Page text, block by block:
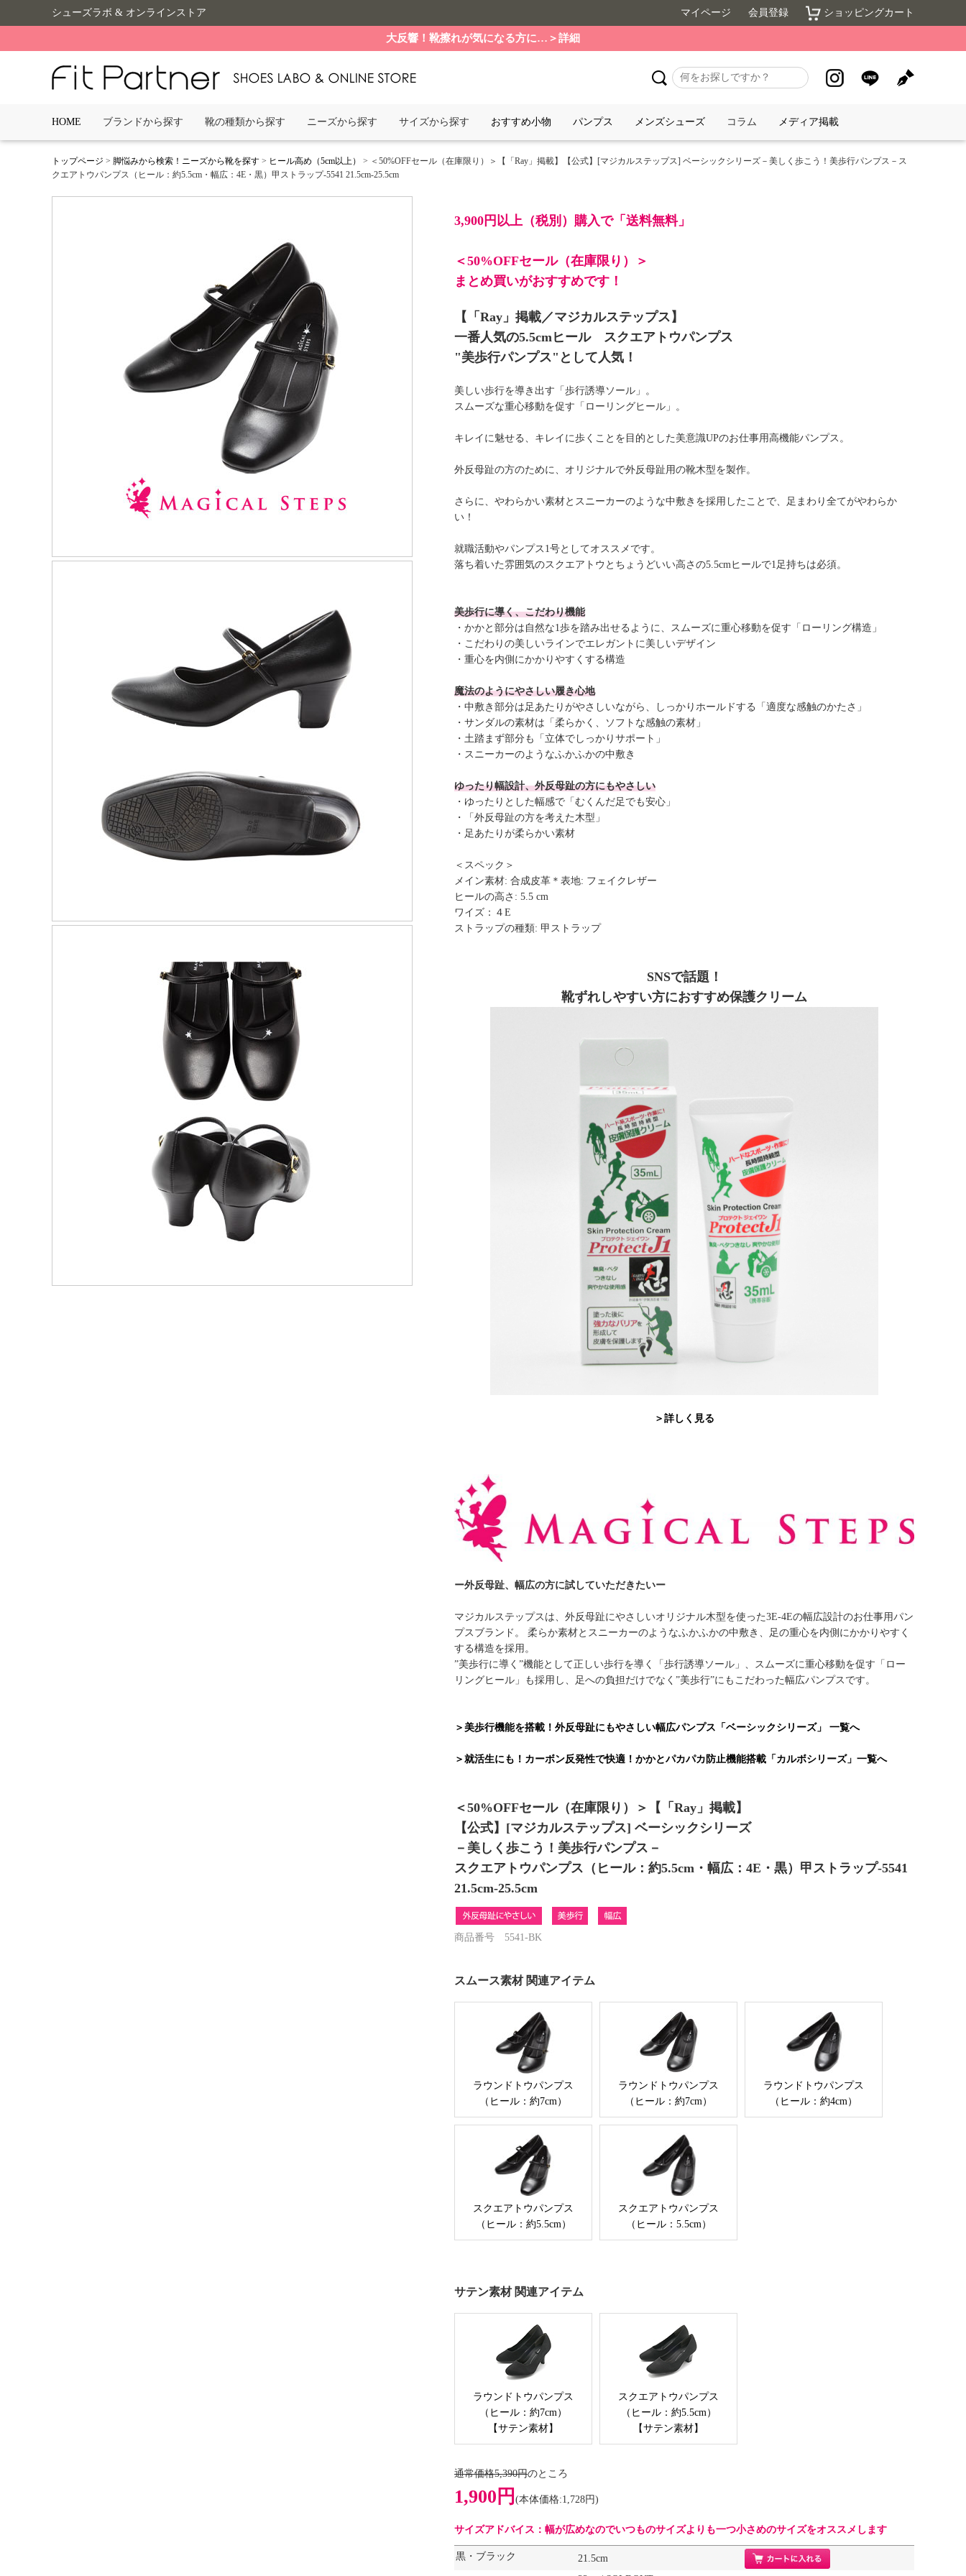
シューズラボ & オンラインストア マイページ 会員登録 ショッピングカート
大反響！靴擦れが気になる方に…＞詳細
HOME ブランドから探す 靴の種類から探す ニーズから探す サイズから探す おすすめ小物 パンプス メンズシューズ コラム メディア掲載
トップページ > 脚悩みから検索！ニーズから靴を探す > ヒール高め（5cm以上）
> ＜50%OFFセール（在庫限り）＞【「Ray」掲載】【公式】[マジカルステップス] ベーシックシリーズ－美しく歩こう！美歩行パンプス－ス
クエアトウパンプス（ヒール：約5.5cm・幅広：4E・黒）甲ストラップ-5541 21.5cm-25.5cm
3,900円以上（税別）購入で「送料無料」
＜50%OFFセール（在庫限り）＞
まとめ買いがおすすめです！
【「Ray」掲載／マジカルステップス】
一番人気の5.5cmヒール スクエアトウパンプス
"美歩行パンプス"として人気！
美しい歩行を導き出す「歩行誘導ソール」。
スムーズな重心移動を促す「ローリングヒール」。
キレイに魅せる、キレイに歩くことを目的とした美意識UPのお仕事用高機能パンプス。
外反母趾の方のために、オリジナルで外反母趾用の靴木型を製作。
さらに、やわらかい素材とスニーカーのような中敷きを採用したことで、足まわり全てがやわらか
い！
就職活動やパンプス1号としてオススメです。
落ち着いた雰囲気のスクエアトウとちょうどいい高さの5.5cmヒールで1足持ちは必須。
美歩行に導く、こだわり機能
・かかと部分は自然な1歩を踏み出せるように、スムーズに重心移動を促す「ローリング構造」
・こだわりの美しいラインでエレガントに美しいデザイン
・重心を内側にかかりやすくする構造
魔法のようにやさしい履き心地
・中敷き部分は足あたりがやさしいながら、しっかりホールドする「適度な感触のかたさ」
・サンダルの素材は「柔らかく、ソフトな感触の素材」
・土踏まず部分も「立体でしっかりサポート」
・スニーカーのようなふかふかの中敷き
ゆったり幅設計、外反母趾の方にもやさしい
・ゆったりとした幅感で「むくんだ足でも安心」
・「外反母趾の方を考えた木型」
・足あたりが柔らかい素材
＜スペック＞
メイン素材: 合成皮革＊表地: フェイクレザー
ヒールの高さ: 5.5 cm
ワイズ：４E
ストラップの種類: 甲ストラップ
SNSで話題！
靴ずれしやすい方におすすめ保護クリーム
＞詳しく見る
ー外反母趾、幅広の方に試していただきたいー
マジカルステップスは、外反母趾にやさしいオリジナル木型を使った3E-4Eの幅広設計のお仕事用パン
プスブランド。 柔らか素材とスニーカーのようなふかふかの中敷き、足の重心を内側にかかりやすく
する構造を採用。
”美歩行に導く”機能として正しい歩行を導く「歩行誘導ソール」、スムーズに重心移動を促す「ロー
リングヒール」も採用し、足への負担だけでなく”美歩行”にもこだわった幅広パンプスです。
＞美歩行機能を搭載！外反母趾にもやさしい幅広パンプス「ベーシックシリーズ」 一覧へ
＞就活生にも！カーボン反発性で快適！かかとパカパカ防止機能搭載「カルボシリーズ」一覧へ
＜50%OFFセール（在庫限り）＞【「Ray」掲載】
【公式】[マジカルステップス] ベーシックシリーズ
－美しく歩こう！美歩行パンプス－
スクエアトウパンプス（ヒール：約5.5cm・幅広：4E・黒）甲ストラップ-5541
21.5cm-25.5cm
商品番号 5541-BK
スムース素材 関連アイテム
ラウンドトウパンプス
（ヒール：約7cm）
ラウンドトウパンプス
（ヒール：約7cm）
ラウンドトウパンプス
（ヒール：約4cm）
スクエアトウパンプス
（ヒール：約5.5cm）
スクエアトウパンプス
（ヒール：5.5cm）
サテン素材 関連アイテム
ラウンドトウパンプス
（ヒール：約7cm）
【サテン素材】
スクエアトウパンプス
（ヒール：約5.5cm）
【サテン素材】
通常価格5,390円のところ
1,900円 (本体価格:1,728円)
サイズアドバイス：幅が広めなのでいつものサイズよりも一つ小さめのサイズをオススメします
黒・ブラック
21.5cm